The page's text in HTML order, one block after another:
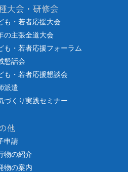
大会・研修会
も・若者応援大会
の主張全道大会
も・若者応援フォーラム
懇話会
も・若者応援懇談会
派遣
づくり実践セミナー
他
申請
物の紹介
物の案内